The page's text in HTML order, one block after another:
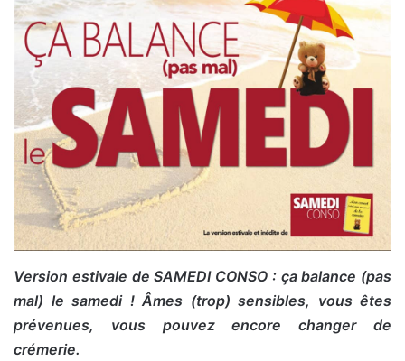
Version estivale de SAMEDI CONSO : ça balance (pas
mal) le samedi ! Âmes (trop) sensibles, vous êtes
prévenues, vous pouvez encore changer de
crémerie.